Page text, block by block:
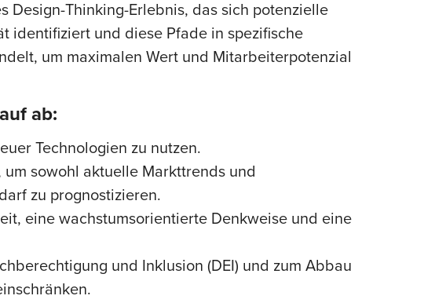
Thinking-Erlebnis, das sich potenzielle
identifiziert und diese Pfade in spezifische
um maximalen Wert und Mitarbeiterpotenzial
ab:
Technologien zu nutzen.
sowohl aktuelle Markttrends und
zu prognostizieren.
eine wachstumsorientierte Denkweise und eine
und Inklusion (DEI) und zum Abbau